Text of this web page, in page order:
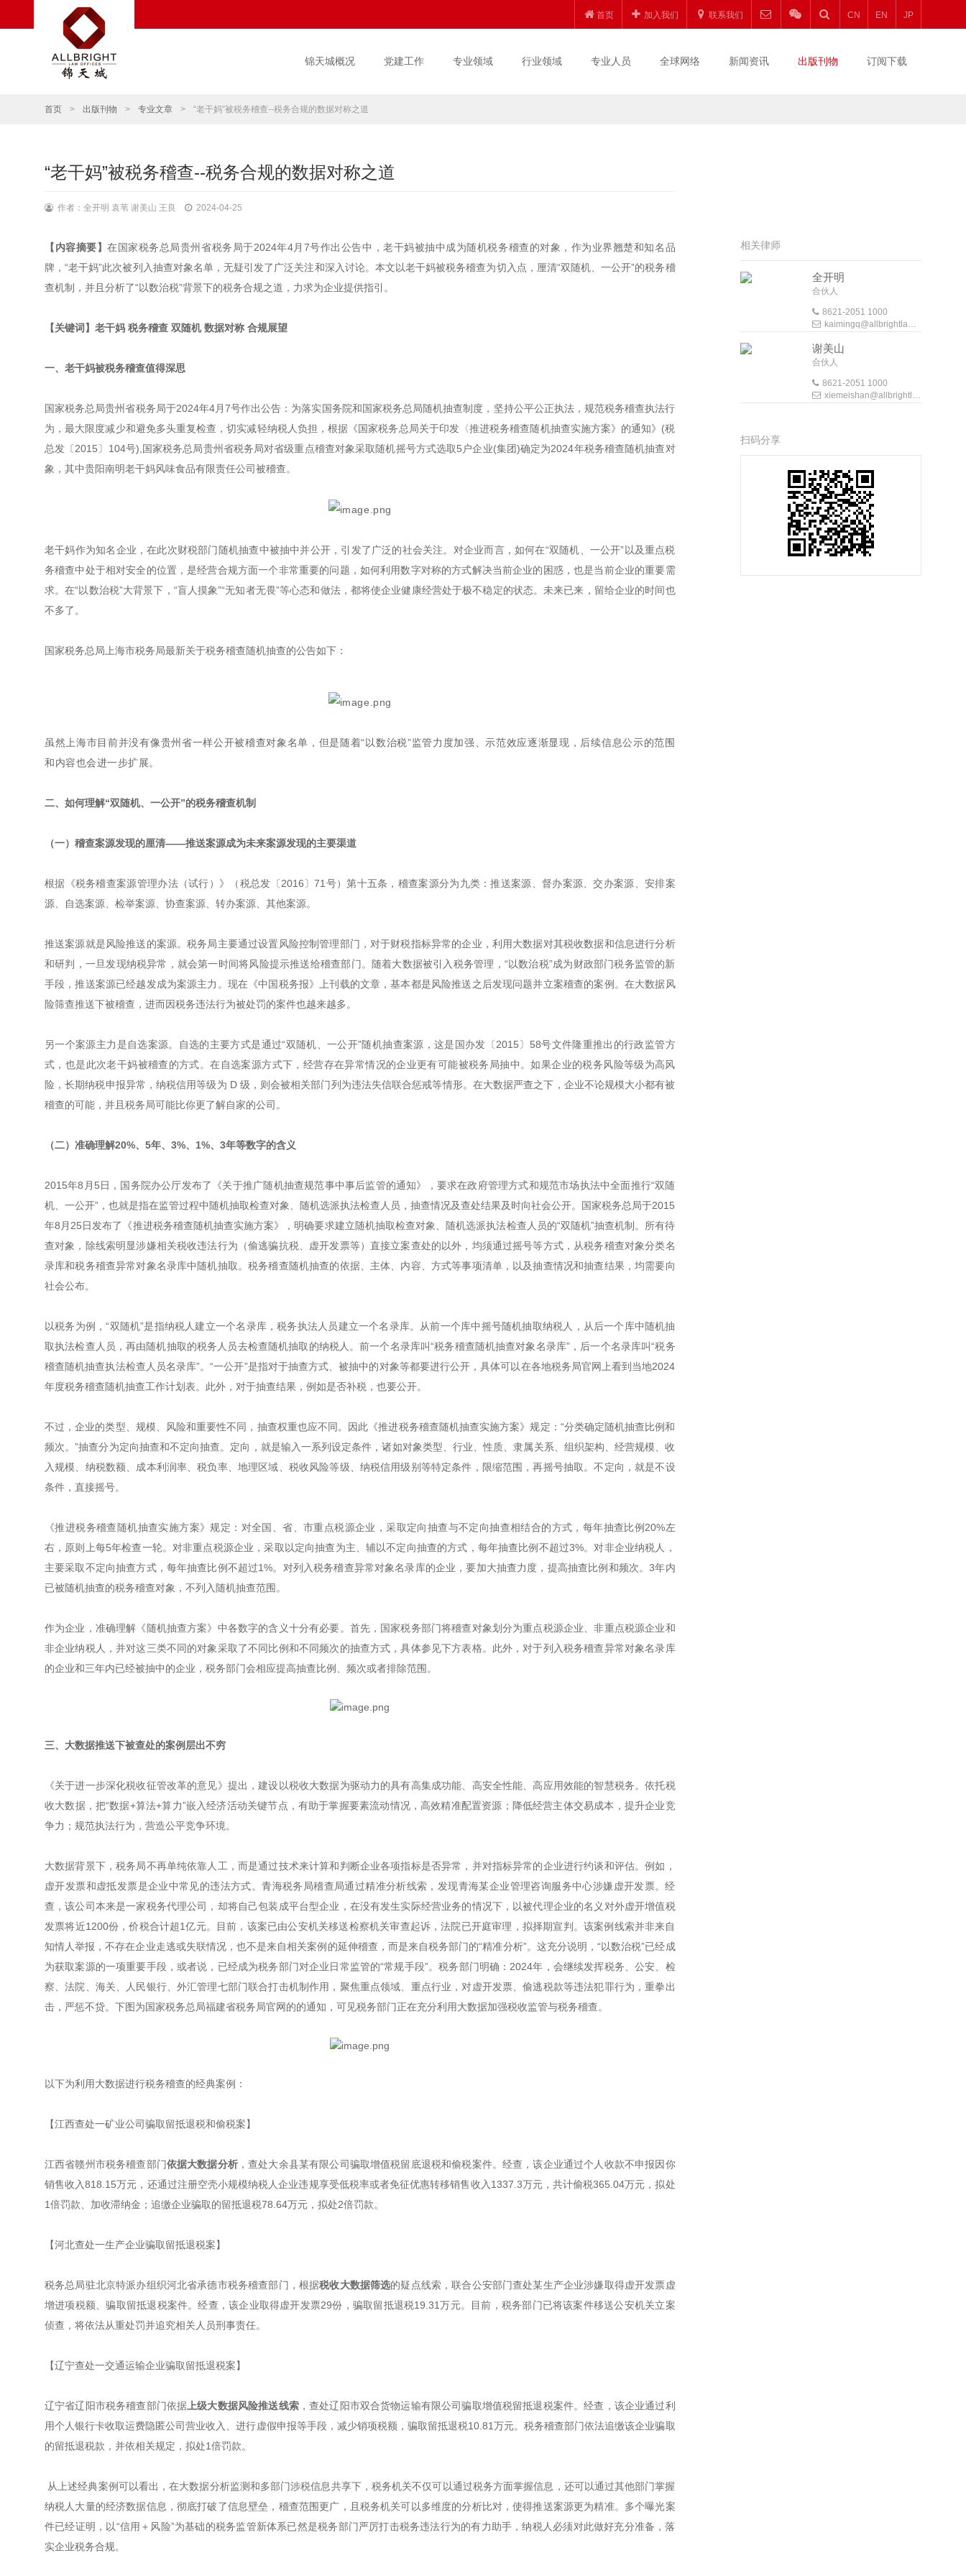
首页 加入我们 联系我们 CN EN JP
锦天城概况 党建工作 专业领域 行业领域 专业人员 全球网络 新闻资讯 出版刊物 订阅下载
首页 > 出版刊物 > 专业文章 > “老干妈”被税务稽查--税务合规的数据对称之道
“老干妈”被税务稽查--税务合规的数据对称之道
作者：全开明 袁苇 谢美山 王良 2024-04-25
【内容摘要】在国家税务总局贵州省税务局于2024年4月7号作出公告中，老干妈被抽中成为随机税务稽查的对象，作为业界翘楚和知名品
牌，“老干妈”此次被列入抽查对象名单，无疑引发了广泛关注和深入讨论。本文以老干妈被税务稽查为切入点，厘清“双随机、一公开”的税务稽
查机制，并且分析了“以数治税”背景下的税务合规之道，力求为企业提供指引。
【关键词】老干妈 税务稽查 双随机 数据对称 合规展望
一、老干妈被税务稽查值得深思
国家税务总局贵州省税务局于2024年4月7号作出公告：为落实国务院和国家税务总局随机抽查制度，坚持公平公正执法，规范税务稽查执法行
为，最大限度减少和避免多头重复检查，切实减轻纳税人负担，根据《国家税务总局关于印发〈推进税务稽查随机抽查实施方案》的通知》(税
总发〔2015〕104号),国家税务总局贵州省税务局对省级重点稽查对象采取随机摇号方式选取5户企业(集团)确定为2024年税务稽查随机抽查对
象，其中贵阳南明老干妈风味食品有限责任公司被稽查。
老干妈作为知名企业，在此次财税部门随机抽查中被抽中并公开，引发了广泛的社会关注。对企业而言，如何在“双随机、一公开”以及重点税
务稽查中处于相对安全的位置，是经营合规方面一个非常重要的问题，如何利用数字对称的方式解决当前企业的困惑，也是当前企业的重要需
求。在“以数治税”大背景下，“盲人摸象”“无知者无畏”等心态和做法，都将使企业健康经营处于极不稳定的状态。未来已来，留给企业的时间也
不多了。
国家税务总局上海市税务局最新关于税务稽查随机抽查的公告如下：
虽然上海市目前并没有像贵州省一样公开被稽查对象名单，但是随着“以数治税”监管力度加强、示范效应逐渐显现，后续信息公示的范围
和内容也会进一步扩展。
二、如何理解“双随机、一公开”的税务稽查机制
（一）稽查案源发现的厘清——推送案源成为未来案源发现的主要渠道
根据《税务稽查案源管理办法（试行）》（税总发〔2016〕71号）第十五条，稽查案源分为九类：推送案源、督办案源、交办案源、安排案
源、自选案源、检举案源、协查案源、转办案源、其他案源。
推送案源就是风险推送的案源。税务局主要通过设置风险控制管理部门，对于财税指标异常的企业，利用大数据对其税收数据和信息进行分析
和研判，一旦发现纳税异常，就会第一时间将风险提示推送给稽查部门。随着大数据被引入税务管理，“以数治税”成为财政部门税务监管的新
手段，推送案源已经越发成为案源主力。现在《中国税务报》上刊载的文章，基本都是风险推送之后发现问题并立案稽查的案例。在大数据风
险筛查推送下被稽查，进而因税务违法行为被处罚的案件也越来越多。
另一个案源主力是自选案源。自选的主要方式是通过“双随机、一公开”随机抽查案源，这是国办发〔2015〕58号文件隆重推出的行政监管方
式，也是此次老干妈被稽查的方式。在自选案源方式下，经营存在异常情况的企业更有可能被税务局抽中。如果企业的税务风险等级为高风
险，长期纳税申报异常，纳税信用等级为 D 级，则会被相关部门列为违法失信联合惩戒等情形。在大数据严查之下，企业不论规模大小都有被
稽查的可能，并且税务局可能比你更了解自家的公司。
（二）准确理解20%、5年、3%、1%、3年等数字的含义
2015年8月5日，国务院办公厅发布了《关于推广随机抽查规范事中事后监管的通知》，要求在政府管理方式和规范市场执法中全面推行“双随
机、一公开”，也就是指在监管过程中随机抽取检查对象、随机选派执法检查人员，抽查情况及查处结果及时向社会公开。国家税务总局于2015
年8月25日发布了《推进税务稽查随机抽查实施方案》，明确要求建立随机抽取检查对象、随机选派执法检查人员的“双随机”抽查机制。所有待
查对象，除线索明显涉嫌相关税收违法行为（偷逃骗抗税、虚开发票等）直接立案查处的以外，均须通过摇号等方式，从税务稽查对象分类名
录库和税务稽查异常对象名录库中随机抽取。税务稽查随机抽查的依据、主体、内容、方式等事项清单，以及抽查情况和抽查结果，均需要向
社会公布。
以税务为例，“双随机”是指纳税人建立一个名录库，税务执法人员建立一个名录库。从前一个库中摇号随机抽取纳税人，从后一个库中随机抽
取执法检查人员，再由随机抽取的税务人员去检查随机抽取的纳税人。前一个名录库叫“税务稽查随机抽查对象名录库”，后一个名录库叫“税务
稽查随机抽查执法检查人员名录库”。“一公开”是指对于抽查方式、被抽中的对象等都要进行公开，具体可以在各地税务局官网上看到当地2024
年度税务稽查随机抽查工作计划表。此外，对于抽查结果，例如是否补税，也要公开。
不过，企业的类型、规模、风险和重要性不同，抽查权重也应不同。因此《推进税务稽查随机抽查实施方案》规定：“分类确定随机抽查比例和
频次。”抽查分为定向抽查和不定向抽查。定向，就是输入一系列设定条件，诸如对象类型、行业、性质、隶属关系、组织架构、经营规模、收
入规模、纳税数额、成本利润率、税负率、地理区域、税收风险等级、纳税信用级别等特定条件，限缩范围，再摇号抽取。不定向，就是不设
条件，直接摇号。
《推进税务稽查随机抽查实施方案》规定：对全国、省、市重点税源企业，采取定向抽查与不定向抽查相结合的方式，每年抽查比例20%左
右，原则上每5年检查一轮。对非重点税源企业，采取以定向抽查为主、辅以不定向抽查的方式，每年抽查比例不超过3%。对非企业纳税人，
主要采取不定向抽查方式，每年抽查比例不超过1%。对列入税务稽查异常对象名录库的企业，要加大抽查力度，提高抽查比例和频次。3年内
已被随机抽查的税务稽查对象，不列入随机抽查范围。
作为企业，准确理解《随机抽查方案》中各数字的含义十分有必要。首先，国家税务部门将稽查对象划分为重点税源企业、非重点税源企业和
非企业纳税人，并对这三类不同的对象采取了不同比例和不同频次的抽查方式，具体参见下方表格。此外，对于列入税务稽查异常对象名录库
的企业和三年内已经被抽中的企业，税务部门会相应提高抽查比例、频次或者排除范围。
三、大数据推送下被查处的案例层出不穷
《关于进一步深化税收征管改革的意见》提出，建设以税收大数据为驱动力的具有高集成功能、高安全性能、高应用效能的智慧税务。依托税
收大数据，把“数据+算法+算力”嵌入经济活动关键节点，有助于掌握要素流动情况，高效精准配置资源；降低经营主体交易成本，提升企业竞
争力；规范执法行为，营造公平竞争环境。
大数据背景下，税务局不再单纯依靠人工，而是通过技术来计算和判断企业各项指标是否异常，并对指标异常的企业进行约谈和评估。例如，
虚开发票和虚抵发票是企业中常见的违法方式。青海税务局稽查局通过精准分析线索，发现青海某企业管理咨询服务中心涉嫌虚开发票。经
查，该公司本来是一家税务代理公司，却将自己包装成平台型企业，在没有发生实际经营业务的情况下，以被代理企业的名义对外虚开增值税
发票将近1200份，价税合计超1亿元。目前，该案已由公安机关移送检察机关审查起诉，法院已开庭审理，拟择期宣判。该案例线索并非来自
知情人举报，不存在企业走逃或失联情况，也不是来自相关案例的延伸稽查，而是来自税务部门的“精准分析”。这充分说明，“以数治税”已经成
为获取案源的一项重要手段，或者说，已经成为税务部门对企业日常监管的“常规手段”。税务部门明确：2024年，会继续发挥税务、公安、检
察、法院、海关、人民银行、外汇管理七部门联合打击机制作用，聚焦重点领域、重点行业，对虚开发票、偷逃税款等违法犯罪行为，重拳出
击，严惩不贷。下图为国家税务总局福建省税务局官网的的通知，可见税务部门正在充分利用大数据加强税收监管与税务稽查。
以下为利用大数据进行税务稽查的经典案例：
【江西查处一矿业公司骗取留抵退税和偷税案】
江西省赣州市税务稽查部门依据大数据分析，查处大余县某有限公司骗取增值税留底退税和偷税案件。经查，该企业通过个人收款不申报因你
销售收入818.15万元，还通过注册空壳小规模纳税人企业违规享受低税率或者免征优惠转移销售收入1337.3万元，共计偷税365.04万元，拟处
1倍罚款、加收滞纳金；追缴企业骗取的留抵退税78.64万元，拟处2倍罚款。
【河北查处一生产企业骗取留抵退税案】
税务总局驻北京特派办组织河北省承德市税务稽查部门，根据税收大数据筛选的疑点线索，联合公安部门查处某生产企业涉嫌取得虚开发票虚
增进项税额、骗取留抵退税案件。经查，该企业取得虚开发票29份，骗取留抵退税19.31万元。目前，税务部门已将该案件移送公安机关立案
侦查，将依法从重处罚并追究相关人员刑事责任。
【辽宁查处一交通运输企业骗取留抵退税案】
辽宁省辽阳市税务稽查部门依据 上级大数据风险推送线索，查处辽阳市双合货物运输有限公司骗取增值税留抵退税案件。经查，该企业通过利
用个人银行卡收取运费隐匿公司营业收入、进行虚假申报等手段，减少销项税额，骗取留抵退税10.81万元。税务稽查部门依法追缴该企业骗取
的留抵退税款，并依相关规定，拟处1倍罚款。
从上述经典案例可以看出，在大数据分析监测和多部门涉税信息共享下，税务机关不仅可以通过税务方面掌握信息，还可以通过其他部门掌握
纳税人大量的经济数据信息，彻底打破了信息壁垒，稽查范围更广，且税务机关可以多维度的分析比对，使得推送案源更为精准。多个曝光案
件已经证明，以“信用＋风险”为基础的税务监管新体系已然是税务部门严厉打击税务违法行为的有力助手，纳税人必须对此做好充分准备，落
实企业税务合规。
相关律师
全开明
合伙人
8621-2051 1000
kaimingq@allbrightlaw.com
谢美山
合伙人
8621-2051 1000
xiemeishan@allbrightlaw.com
扫码分享